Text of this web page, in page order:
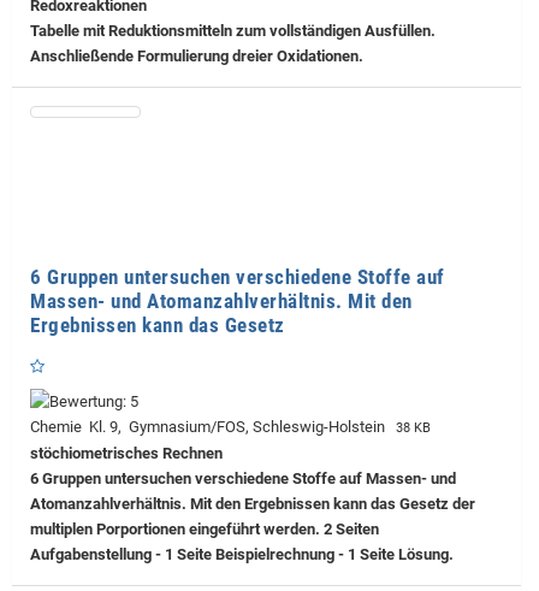
Redoxreaktionen
Tabelle mit Reduktionsmitteln zum vollständigen Ausfüllen.
Anschließende Formulierung dreier Oxidationen.
6 Gruppen untersuchen verschiedene Stoffe auf
Massen- und Atomanzahlverhältnis. Mit den
Ergebnissen kann das Gesetz
Chemie Kl. 9, Gymnasium/FOS, Schleswig-Holstein 38 KB
stöchiometrisches Rechnen
6 Gruppen untersuchen verschiedene Stoffe auf Massen- und
Atomanzahlverhältnis. Mit den Ergebnissen kann das Gesetz der
multiplen Porportionen eingeführt werden. 2 Seiten
Aufgabenstellung - 1 Seite Beispielrechnung - 1 Seite Lösung.